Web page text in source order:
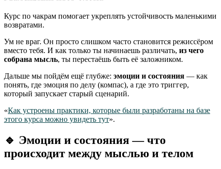
Курс по чакрам помогает укреплять устойчивость маленькими
возвратами.
Ум не враг. Он просто слишком часто становится режиссёром
вместо тебя. И как только ты начинаешь различать, из чего
собрана мысль, ты перестаёшь быть её заложником.
Дальше мы пойдём ещё глубже: эмоции и состояния — как
понять, где эмоция по делу (компас), а где это триггер,
который запускает старый сценарий.
«Как устроены практики, которые были разработаны на базе
этого курса можно увидеть тут».
🔹 Эмоции и состояния — что
происходит между мыслью и телом